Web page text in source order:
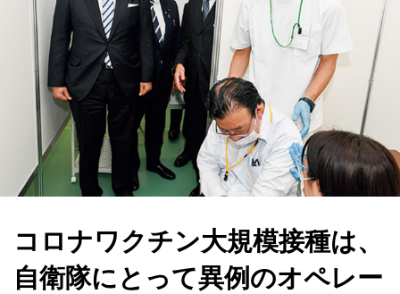
コロナワクチン大規模接種は、
自衛隊にとって異例のオペレー